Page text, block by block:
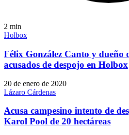
2 min
Holbox
Félix González Canto y dueño
acusados de despojo en Holbox
20 de enero de 2020
Lázaro Cárdenas
Acusa campesino intento de
Karol Pool de 20 hectáreas